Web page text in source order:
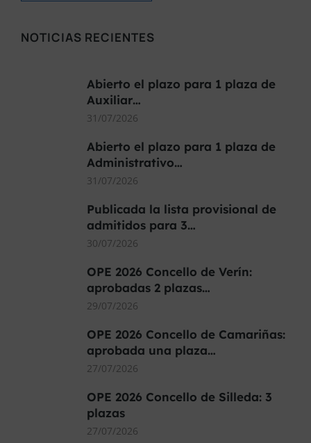
NOTICIAS RECIENTES
Abierto el plazo para 1 plaza de
Auxiliar…
31/07/2026
Abierto el plazo para 1 plaza de
Administrativo…
31/07/2026
Publicada la lista provisional de
admitidos para 3…
30/07/2026
OPE 2026 Concello de Verín:
aprobadas 2 plazas…
29/07/2026
OPE 2026 Concello de Camariñas:
aprobada una plaza…
27/07/2026
OPE 2026 Concello de Silleda: 3
plazas
27/07/2026